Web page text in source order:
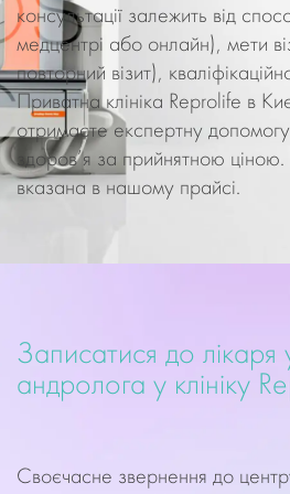
консультації залежить від
медцентрі або онлайн), мети
повторний візит),
Приватна клініка Reprolife в
отримаєте експертну
здоров’я за прийнятною ціною.
вказана в нашому прайсі.
Записатися до лікаря
андролога у клініку
Своєчасне звернення до